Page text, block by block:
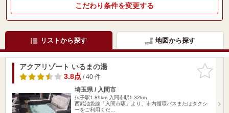
こだわり条件を変更する
リストから探す 地図から探す
お気に入
りに追加
アクアリゾート いるまの湯
3.8点/ 40 件
埼玉県 / 入間市
仏子駅1.89km 入間市駅1.32km
西武池袋線「入間市駅」より、市内循環バスまたはタクシ
ーをご利用くだ…